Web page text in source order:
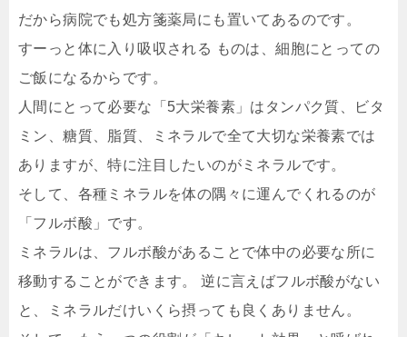
だから病院でも処方箋薬局にも置いてあるのです。
すーっと体に入り吸収される ものは、細胞にとっての
ご飯になるからです。
人間にとって必要な「5大栄養素」はタンパク質、ビタ
ミン、糖質、脂質、ミネラルで全て大切な栄養素では
ありますが、特に注目したいのがミネラルです。
そして、各種ミネラルを体の隅々に運んでくれるのが
「フルボ酸」です。
ミネラルは、フルボ酸があることで体中の必要な所に
移動することができます。 逆に言えばフルボ酸がない
と、ミネラルだけいくら摂っても良くありません。